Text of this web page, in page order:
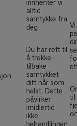
innhenter vi
alltid
samtykke fra
deg.
Du har rett til
å trekke
tilbake
samtykket
ditt når som
helst. Dette
påvirker
imidlertid
ikke
behandlingen
til